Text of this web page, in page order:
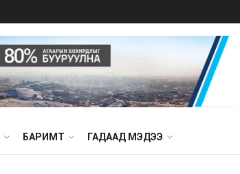
БАРИМТ ГАДААД МЭДЭЭ